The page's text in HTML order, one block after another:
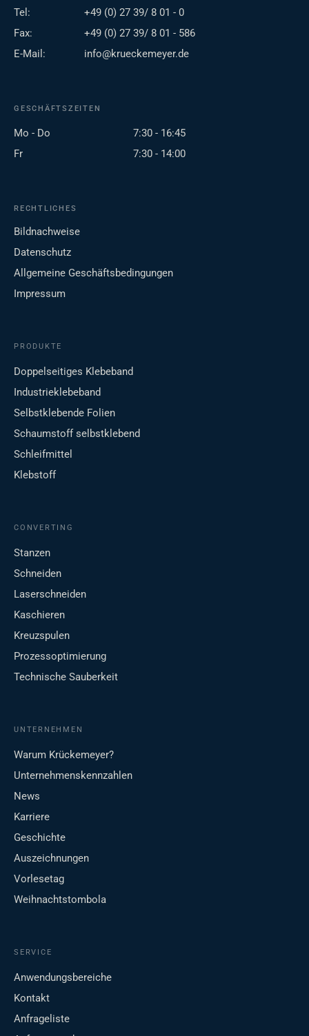
Tel:
+49 (0) 27 39/ 8 01 - 0
Fax:
+49 (0) 27 39/ 8 01 - 586
E-Mail:
info@krueckemeyer.de
GESCHÄFTSZEITEN
Mo - Do
7:30 - 16:45
Fr
7:30 - 14:00
RECHTLICHES
Bildnachweise
Datenschutz
Allgemeine Geschäftsbedingungen
Impressum
PRODUKTE
Doppelseitiges Klebeband
Industrieklebeband
Selbstklebende Folien
Schaumstoff selbstklebend
Schleifmittel
Klebstoff
CONVERTING
Stanzen
Schneiden
Laserschneiden
Kaschieren
Kreuzspulen
Prozessoptimierung
Technische Sauberkeit
UNTERNEHMEN
Warum Krückemeyer?
Unternehmenskennzahlen
News
Karriere
Geschichte
Auszeichnungen
Vorlesetag
Weihnachtstombola
SERVICE
Anwendungsbereiche
Kontakt
Anfrageliste